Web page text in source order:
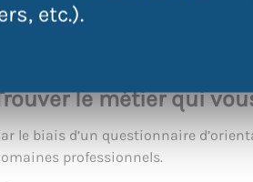
etc.).
le métier qui
le biais d’un questionnaire
professionnels.